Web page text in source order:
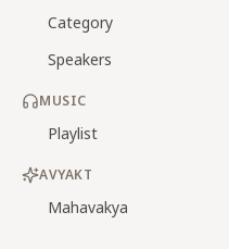
Category
Speakers
MUSIC
Playlist
AVYAKT
Mahavakya